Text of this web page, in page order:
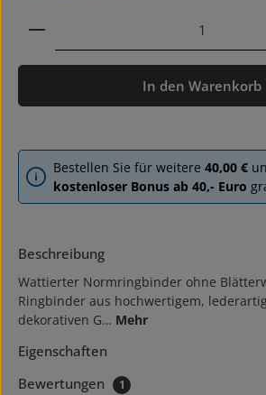
Produkt Anzahl: Gib den
In den Warenkorb
Bestellen Sie für weitere 40,00 €
kostenloser Bonus ab 40,- Euro
Beschreibung
Wattierter Normringbinder ohne
Ringbinder aus hochwertigem,
dekorativen G… Mehr
Eigenschaften
Bewertungen
1